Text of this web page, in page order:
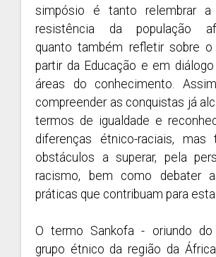
simpósio é tanto relembrar a
resistência da população
quanto também refletir sobre o
partir da Educação e em
áreas do conhecimento.
compreender as conquistas já
termos de igualdade e
diferenças étnico-raciais, mas
obstáculos a superar, pela
racismo, bem como debater
práticas que contribuam para
O termo Sankofa - oriundo do
grupo étnico da região da